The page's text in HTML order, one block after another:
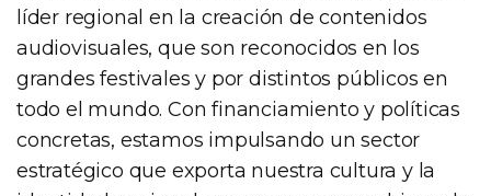
líder regional en la creación de contenidos
audiovisuales, que son reconocidos en los
grandes festivales y por distintos públicos en
todo el mundo. Con financiamiento y políticas
concretas, estamos impulsando un sector
estratégico que exporta nuestra cultura y la